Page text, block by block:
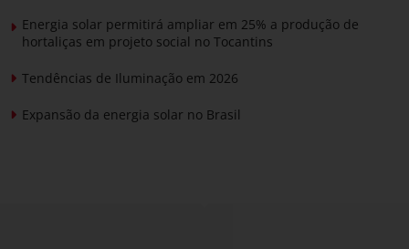
Energia solar permitirá ampliar em 25% a produção de
hortaliças em projeto social no Tocantins
Tendências de Iluminação em 2026
Expansão da energia solar no Brasil